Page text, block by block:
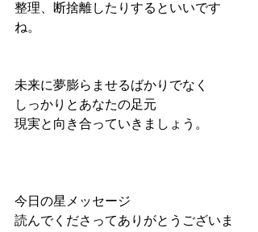
整理、断捨離したりするといいです
ね。
未来に夢膨らませるばかりでなく
しっかりとあなたの足元
現実と向き合っていきましょう。
今日の星メッセージ
読んでくださってありがとうございま